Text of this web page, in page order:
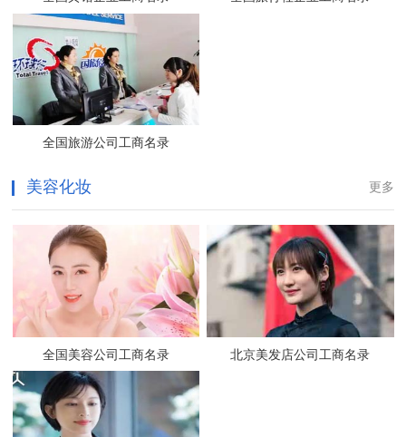
全国旅游公司工商名录
更多
美容化妆
全国美容公司工商名录 北京美发店公司工商名录